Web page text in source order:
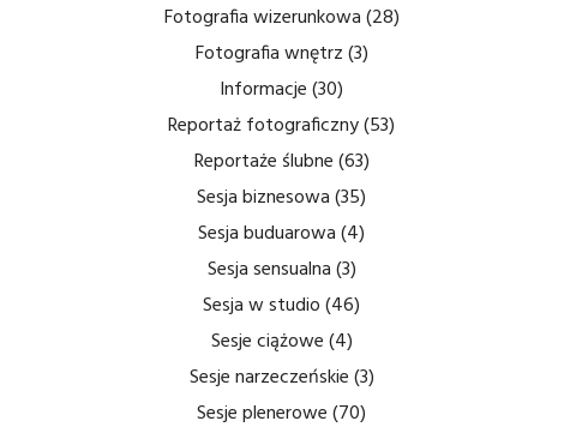
Fotografia wizerunkowa(28)
Fotografia wnętrz(3)
Informacje(30)
Reportaż fotograficzny(53)
Reportaże ślubne(63)
Sesja biznesowa(35)
Sesja buduarowa(4)
Sesja sensualna(3)
Sesja w studio(46)
Sesje ciążowe(4)
Sesje narzeczeńskie(3)
Sesje plenerowe(70)